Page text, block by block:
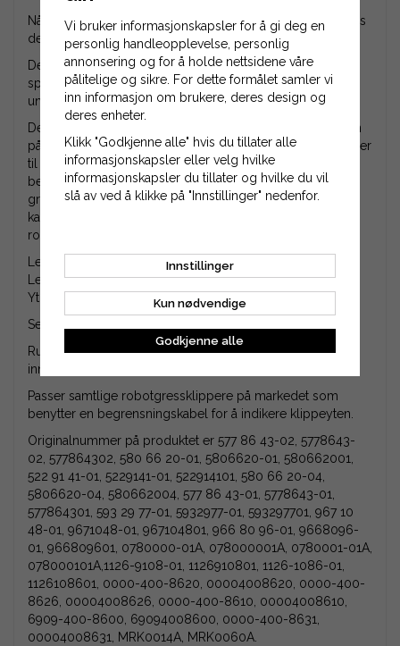
Når man skal plassere begrensningskabelen i hagen finnes
det to ulike måter å gjøre det på.
Det første alternativet er å benytte seg av en
sporkutter/kabellegger, så begrensningskabelen legges
under bakken med det samme.
Det andre alternativet, som er det enkleste, er å legge den
på gressplenen og feste den med kabelspiker (kabelbøyler
til begrensningskabel). Dette vil resultere i at
begrensningskabelen jobber seg ned under
gressoverflaten i løpet av noen uker. Så lenge du setter
kabelspikerne relativt tett, er det ikke noe problem for
robotgressklipperen å klippe over begrensningskabelen.
Ledemateriale: Kobberkledd og tinnbelagt aluminium.
Ledeområde: 1,423 mm2.
Ytre diameter (inkludert PE-isolering): 2,7 mm.
Selges i hel rull på 250 meter.
Rullen kan variere i utseende avhenging av batch, men
innholdet er det samme.
Passer samtlige robotgressklippere på markedet som
benytter en begrensningskabel for å indikere klippeyten.
Originalnummer på produktet er 577 86 43-02, 5778643-
02, 577864302, 580 66 20-01, 5806620-01, 580662001,
522 91 41-01, 5229141-01, 522914101, 580 66 20-04,
5806620-04, 580662004, 577 86 43-01, 5778643-01,
577864301, 593 29 77-01, 5932977-01, 593297701, 967 10
48-01, 9671048-01, 967104801, 966 80 96-01, 9668096-
01, 966809601, 0780000-01A, 078000001A, 0780001-01A,
078000101A,1126-9108-01, 1126910801, 1126-1086-01,
1126108601, 0000-400-8620, 00004008620, 0000-400-
8626, 00004008626, 0000-400-8610, 00004008610,
6909-400-8600, 69094008600, 0000-400-8631,
00004008631, MRK0014A, MRK0060A.
Vi bruker informasjonskapsler for å gi deg en
personlig handleopplevelse, personlig
annonsering og for å holde nettsidene våre
pålitelige og sikre. For dette formålet samler vi
inn informasjon om brukere, deres design og
deres enheter.
Klikk "Godkjenne alle" hvis du tillater alle
informasjonskapsler eller velg hvilke
informasjonskapsler du tillater og hvilke du vil
slå av ved å klikke på "Innstillinger" nedenfor.
Innstillinger
Kun nødvendige
Godkjenne alle